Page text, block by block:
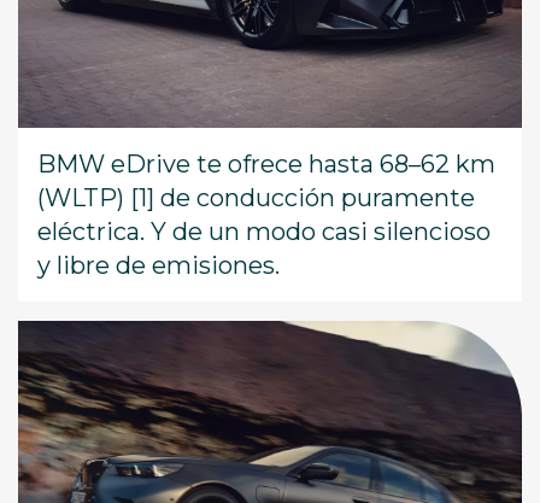
BMW eDrive te ofrece hasta 68–62 km
(WLTP) [1] de conducción puramente
eléctrica. Y de un modo casi silencioso
y libre de emisiones.